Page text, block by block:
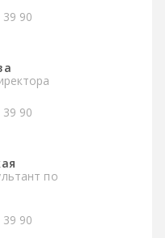
90
90
по
90